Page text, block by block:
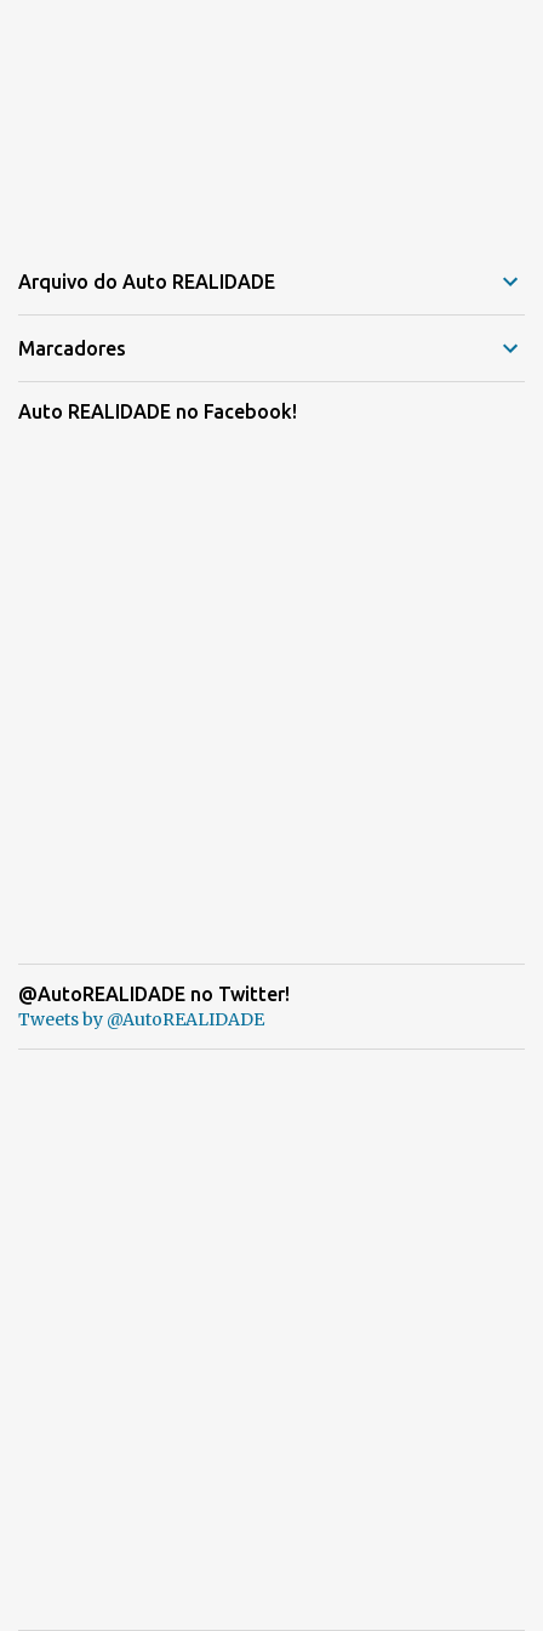
Arquivo do Auto REALIDADE
Marcadores
Auto REALIDADE no Facebook!
@AutoREALIDADE no Twitter!
Tweets by @AutoREALIDADE